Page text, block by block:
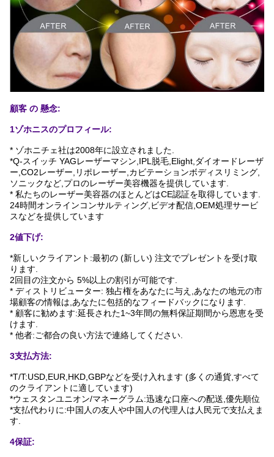
顧客 の 懸念:
1ゾホニスのプロフィール:
* ゾホニチェ社は2008年に設立されました.
*Q-スイッチ YAGレーザーマシン,IPL脱毛,Elight,ダイオードレーザ
ー,CO2レーザー,リポレーザー,カビテーションボディスリミング,
ソニックなど,プロのレーザー美容機器を提供しています.
* 私たちのレーザー美容器のほとんどはCE認証を取得しています.
24時間オンラインコンサルティング,ビデオ配信,OEM処理サービ
スなどを提供しています
2値下げ:
*新しいクライアント:最初の (新しい) 注文でプレゼントを受け取
ります.
2回目の注文から 5%以上の割引が可能です.
* ディストリビューター: 独占権をあなたに与え,あなたの地元の市
場顧客の情報は,あなたに包括的なフィードバックになります.
* 顧客に勧めます:延長された1~3年間の無料保証期間から恩恵を受
けます.
* 他者:ご都合の良い方法で連絡してください.
3支払方法:
*T/T:USD,EUR,HKD,GBPなどを受け入れます (多くの通貨,すべて
のクライアントに適しています)
*ウェスタンユニオン/マネーグラム:迅速な口座への配送,優先順位
*支払代わりに:中国人の友人や中国人の代理人は人民元で支払えま
す.
4保証: